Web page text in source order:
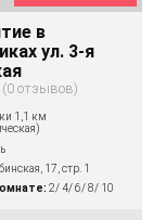
в
ул. 3-я
0 отзывов
1,1 км
17, стр. 1
2/ 4/ 6/ 8/ 10